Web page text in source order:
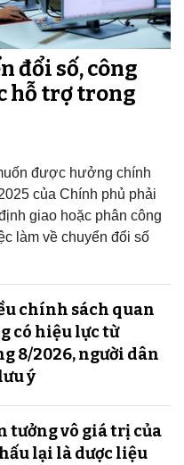
đổi số, công
hỗ trợ trong
được hưởng chính
của Chính phủ phải
giao hoặc phân công
làm về chuyển đổi số
chính sách quan
có hiệu lực từ
8/2026, người dân
ý
tưởng vô giá trị của
lại là dược liệu